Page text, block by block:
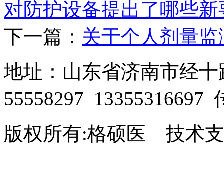
对防护设备提出了哪些
下一篇： 关于个人剂量
地址：山东省济南市经
55558297 13355316697
版权所有:格硕医 技术